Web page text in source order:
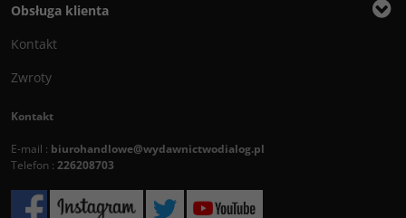
Obsługa klienta
Kontakt
Zwroty
Kontakt
E-mail : biurohandlowe@wydawnictwodialog.pl
Telefon : 226208703